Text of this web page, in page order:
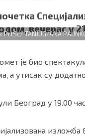
i
t
a
s
p
b
r
a
e
вечерас у
PrtSc/ TANJUG/ANA
је био
а утисак су
Београд у 19.00
изложба
НАС
|Политика